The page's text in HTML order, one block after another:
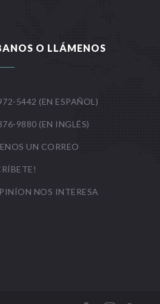
O LLÁMENOS
5442 (EN ESPAÑOL)
9880 (EN INGLÉS)
UN CORREO
NOS INTERESA